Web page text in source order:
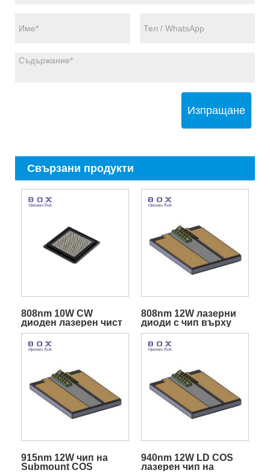
Изпращане
Свързани продукти
808nm 10W CW
диоден лазерен чист
чип
808nm 12W лазерни
диоди с чип върху
носител (COC).
915nm 12W чип на
Submount COS
940nm 12W LD COS
лазерен чип на